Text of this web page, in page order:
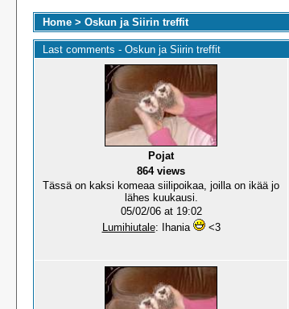
Home > Oskun ja Siirin treffit
Last comments - Oskun ja Siirin treffit
Pojat
864 views
Tässä on kaksi komeaa siilipoikaa, joilla on ikää jo
lähes kuukausi.
05/02/06 at 19:02
Lumihiutale: Ihania <3